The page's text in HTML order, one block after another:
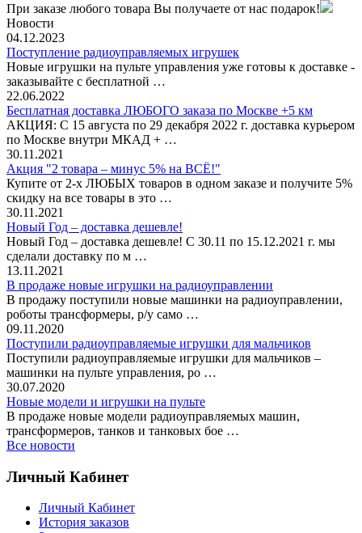
При заказе любого товара Вы получаете от нас подарок!
Новости
04.12.2023
Поступление радиоуправляемых игрушек
Новые игрушки на пульте управления уже готовы к доставке -
заказывайте с бесплатной …
22.06.2022
Бесплатная доставка ЛЮБОГО заказа по Москве +5 км
АКЦИЯ: С 15 августа по 29 декабря 2022 г. доставка курьером
по Москве внутри МКАД + …
30.11.2021
Акция "2 товара – минус 5% на ВСЁ!"
Купите от 2-х ЛЮБЫХ товаров в одном заказе и получите 5%
скидку на все товары в это …
30.11.2021
Новый Год – доставка дешевле!
Новый Год – доставка дешевле! С 30.11 по 15.12.2021 г. мы
сделали доставку по м …
13.11.2021
В продаже новые игрушки на радиоуправлении
В продажу поступили новые машинки на радиоуправлении,
роботы трансформеры, р/у само …
09.11.2020
Поступили радиоуправляемые игрушки для мальчиков
Поступили радиоуправляемые игрушки для мальчиков –
машинки на пульте управления, ро …
30.07.2020
Новые модели и игрушки на пульте
В продаже новые модели радиоуправляемых машин,
трансформеров, танков и танковых бое …
Все новости
Личный Кабинет
Личный Кабинет
История заказов